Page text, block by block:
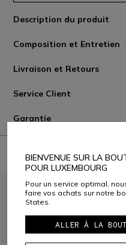
Description du produit
Composition et Entretien
Livraison et Retours
Service Client
Garantie
À
BIENVENUE SUR LA
POUR LUXEMBOURG
Pour un service optimal,
faire vos achats sur notre
States.
ALLER À LA